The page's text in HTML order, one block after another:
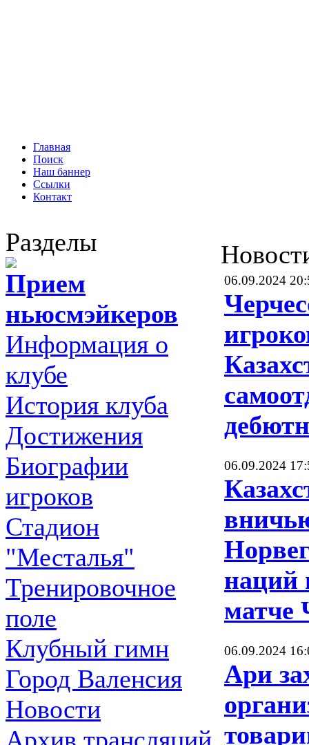
Главная
Поиск
Наш баннер
Ссылки
Контакт
Разделы
Прием
ньюсмэйкеров
Информация о
клубе
История клуба
Достижения
Биографии
игроков
Стадион
"Месталья"
Тренировочное
поле
Клубный гимн
Город Валенсия
Новости
06.09.2024
06.09.2024
наций
матче
06.09.2024
Ари